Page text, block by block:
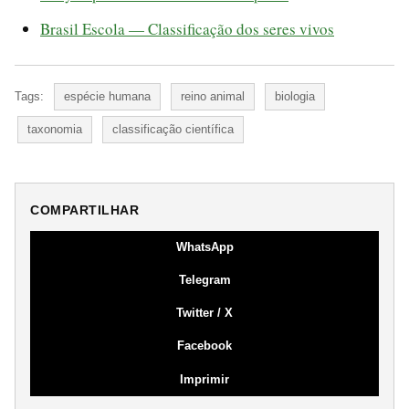
Brasil Escola — Classificação dos seres vivos
Tags: espécie humana reino animal biologia
taxonomia classificação científica
COMPARTILHAR
WhatsApp
Telegram
Twitter / X
Facebook
Imprimir